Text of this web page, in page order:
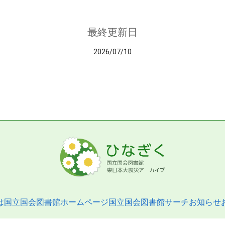
最終更新日
2026/07/10
国立国会図書館ホームページ国立国会図書館サーチお知らせ